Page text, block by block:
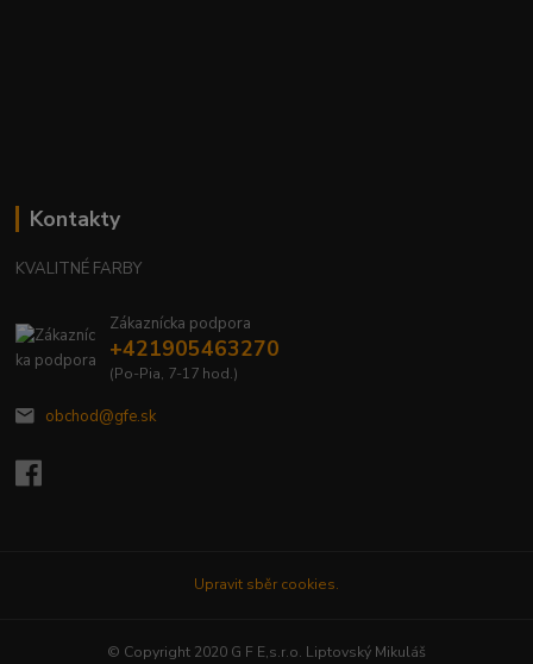
Kontakty
KVALITNÉ FARBY
Zákaznícka podpora
+421905463270
(Po-Pia, 7-17 hod.)
obchod@gfe.sk
Upravit sběr cookies.
© Copyright 2020 G F E,s.r.o. Liptovský Mikuláš